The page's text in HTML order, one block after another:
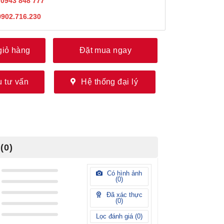
hàng Đặt mua ngay
tư vấn Hệ thống đại lý
Có hình ảnh
(0)
Đã xác thực
(0)
Lọc đánh giá (0)